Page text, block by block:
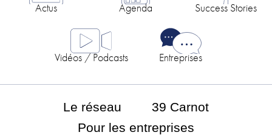
Actus Agenda Success Stories
Vidéos / Podcasts Entreprises
Le réseau
39 Carnot
Pour les entreprises